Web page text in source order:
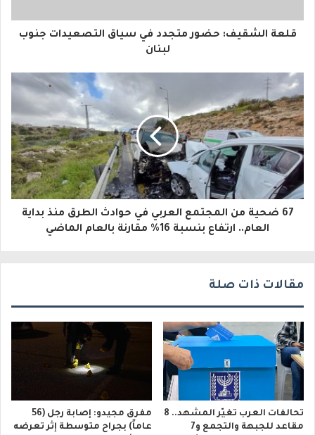
ا
إ
ل
ك
ت
ر
و
قلعة الشقيف: حضور متجدد في سياق التصعيدات جنوب
لبنان
67 ضحية من المجتمع العربي في حوادث الطرق منذ بداية
العام.. ارتفاع بنسبة 16% مقارنة بالعام الماضي
مقالات ذات صلة
تحالفات العرب تغيّر المشهد.. 8
مقاعد للجبهة والتجمع و7
مفرق مجيدو: إصابة رجل (56
عاماً) بجراح متوسطة إثر تعرضه